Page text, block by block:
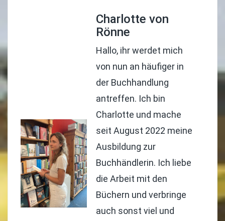
Charlotte von
Rönne
Hallo, ihr werdet mich
von nun an häufiger in
der Buchhandlung
antreffen. Ich bin
Charlotte und mache
seit August 2022 meine
Ausbildung zur
Buchhändlerin. Ich liebe
die Arbeit mit den
Büchern und verbringe
auch sonst viel und